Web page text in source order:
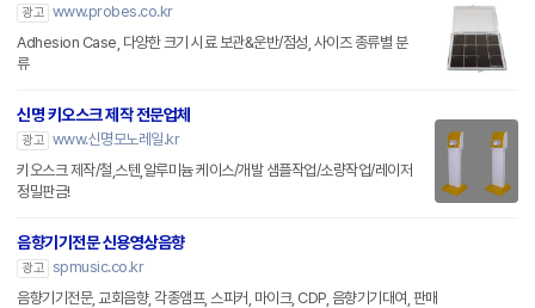
광고
www.probes.co.kr
Adhesion Case, 다양한 크기 시료 보관&운반/점성, 사이즈 종류별 분
류
신명 키오스크 제작 전문업체
광고
www.신명모노레일.kr
키오스크 제작/철,스텐,알루미늄 케이스/개발 샘플작업/소량작업/레이저
정밀판금!
음향기기전문 신용영상음향
광고
spmusic.co.kr
음향기기전문, 교회음향, 각종앰프, 스피커, 마이크, CDP, 음향기기대여, 판매